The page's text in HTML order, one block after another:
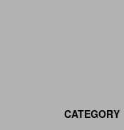
CATEGORY